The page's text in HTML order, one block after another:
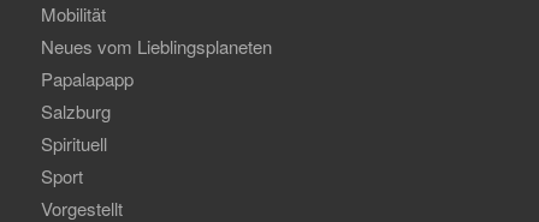
Mobilität
Neues vom Lieblingsplaneten
Papalapapp
Salzburg
Spirituell
Sport
Vorgestellt